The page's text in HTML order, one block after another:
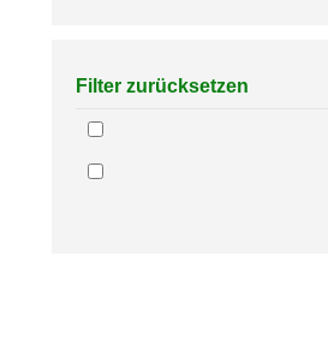
Filter zurücksetzen